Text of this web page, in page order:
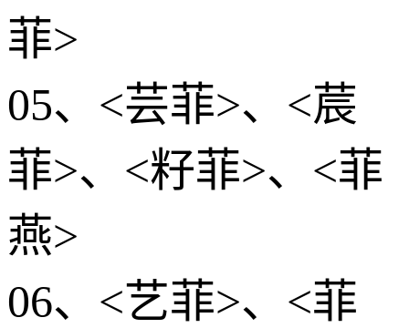
菲>
05、<芸菲>、<莀
菲>、<籽菲>、<菲
燕>
06、<艺菲>、<菲